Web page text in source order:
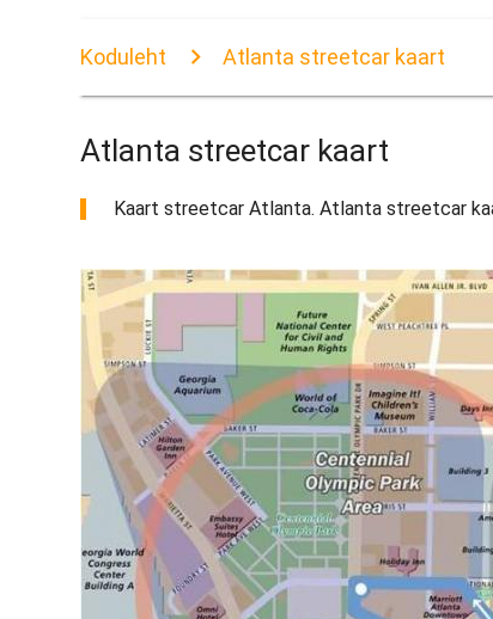
Koduleht Atlanta streetcar kaart
Atlanta streetcar kaart
Kaart streetcar Atlanta. Atlanta streetcar